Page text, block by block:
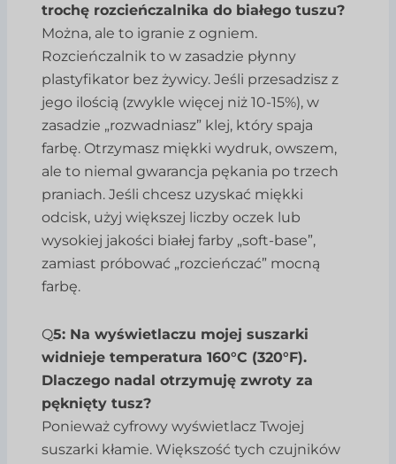
trochę rozcieńczalnika do białego tuszu?
Można, ale to igranie z ogniem.
Rozcieńczalnik to w zasadzie płynny
plastyfikator bez żywicy. Jeśli przesadzisz z
jego ilością (zwykle więcej niż 10-15%), w
zasadzie „rozwadniasz” klej, który spaja
farbę. Otrzymasz miękki wydruk, owszem,
ale to niemal gwarancja pękania po trzech
praniach. Jeśli chcesz uzyskać miękki
odcisk, użyj większej liczby oczek lub
wysokiej jakości białej farby „soft-base”,
zamiast próbować „rozcieńczać” mocną
farbę.
Q5: Na wyświetlaczu mojej suszarki
widnieje temperatura 160°C (320°F).
Dlaczego nadal otrzymuję zwroty za
pęknięty tusz?
Ponieważ cyfrowy wyświetlacz Twojej
suszarki kłamie. Większość tych czujników